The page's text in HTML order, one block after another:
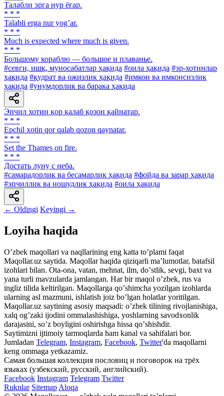
Талабли эрга нур ёғар.
* * *
Talabli erga nur yogʼar.
* * *
Much is expected where much is given.
* * *
Большому кораблю — большое и плаванье.
#севги, ишқ, муносабатлар ҳақида #оила ҳақида #эр-хотинлар
ҳақида #қудрат ва ожизлик ҳақида #имкон ва имконсизлик
ҳақида #унумдорлик ва барака ҳақида
Эпчил хотин қор қалаб қозон қайнатар.
* * *
Epchil xotin qor qalab qozon qaynatar.
* * *
Set the Thames on fire.
* * *
Достать луну с неба.
#самарадорлик ва бесамарлик ҳақида #фойда ва зарар ҳақида
#эпчиллик ва ношудлик ҳақида #оила ҳақида
← Oldingi Keyingi →
Loyiha haqida
Oʼzbek maqollari va naqllarining eng katta toʼplami faqat
Maqollar.uz saytida. Maqollar haqida qiziqarli maʼlumotlar, batafsil
izohlari bilan. Ota-ona, vatan, mehnat, ilm, doʼstlik, sevgi, baxt va
yana turli mavzularda jamlangan. Har bir maqol oʼzbek, rus va
ingliz tilida keltirilgan. Maqollarga qoʼshimcha yozilgan izohlarda
ularning asl mazmuni, ishlatish joiz boʼlgan holatlar yoritilgan.
Maqollar.uz saytining asosiy maqsadi: oʼzbek tilining rivojlanishiga,
xalq ogʼzaki ijodini ommalashishiga, yoshlarning savodxonlik
darajasini, soʼz boyligini oshirishga hissa qoʼshishdir.
Saytimizni ijtimoiy tarmoqlarda ham kanal va sahifalari bor.
Jumladan Telegram, Instagram, Facebook, Twitter'da maqollarni
keng ommaga yetkazamiz.
Самая большая коллекция пословиц и поговорок на трёх
языках (узбекский, русский, английский).
Facebook Instagram Telegram Twitter
Ruknlar Sitemap Aloqa